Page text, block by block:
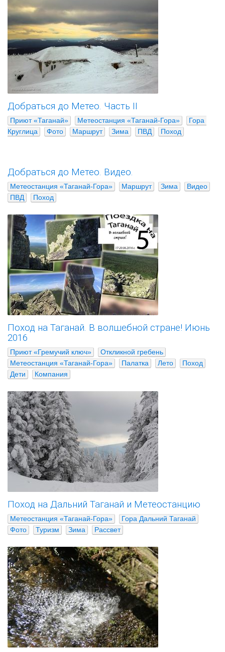
Добраться до Метео. Часть II
Приют «Таганай» Метеостанция «Таганай-Гора»
Гора
Круглица
Фото Маршрут Зима ПВД Поход
Добраться до Метео. Видео.
Метеостанция «Таганай-Гора» Маршрут Зима
Видео
ПВД
Поход
Поход на Таганай. В волшебной стране! Июнь
2016
Приют «Гремучий ключ»
Откликной гребень
Метеостанция «Таганай-Гора»
Палатка Лето
Поход
Дети
Компания
Поход на Дальний Таганай и Метеостанцию
Метеостанция «Таганай-Гора»
Гора Дальний Таганай
Фото
Туризм Зима Рассвет